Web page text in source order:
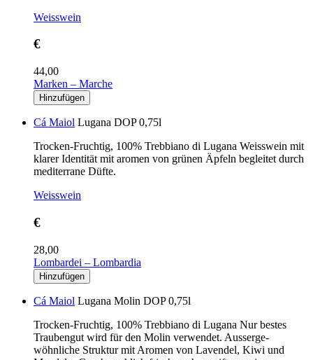
Weisswein
€
44,00
Marken – Marche
Cá Maiol Lugana DOP 0,75l
Trocken-Fruchtig, 100% Trebbiano di Lugana Weisswein mit
klarer Identität mit aromen von grünen Äpfeln begleitet durch
mediterrane Düfte.
Weisswein
€
28,00
Lombardei – Lombardia
Cá Maiol Lugana Molin DOP 0,75l
Trocken-Fruchtig, 100% Trebbiano di Lugana Nur bestes
Traubengut wird für den Molin verwendet. Ausserge-
wöhnliche Struktur mit Aromen von Lavendel, Kiwi und